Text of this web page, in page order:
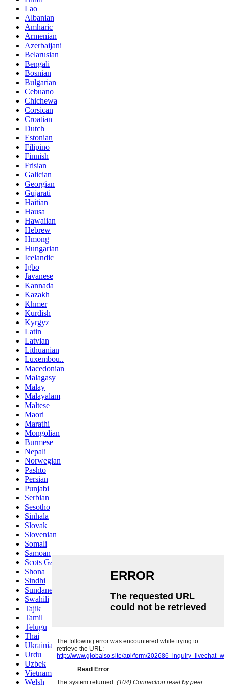
Lao
Albanian
Amharic
Armenian
Azerbaijani
Belarusian
Bengali
Bosnian
Bulgarian
Cebuano
Chichewa
Corsican
Croatian
Dutch
Estonian
Filipino
Finnish
Frisian
Galician
Georgian
Gujarati
Haitian
Hausa
Hawaiian
Hebrew
Hmong
Hungarian
Icelandic
Igbo
Javanese
Kannada
Kazakh
Khmer
Kurdish
Kyrgyz
Latin
Latvian
Lithuanian
Luxembou..
Macedonian
Malagasy
Malay
Malayalam
Maltese
Maori
Marathi
Mongolian
Burmese
Nepali
Norwegian
Pashto
Persian
Punjabi
Serbian
Sesotho
Sinhala
Slovak
Slovenian
Somali
Samoan
Scots Gaelic
Shona
Sindhi
Sundanese
Swahili
Tajik
Tamil
Telugu
Thai
Ukrainian
Urdu
Uzbek
Vietnamese
Welsh